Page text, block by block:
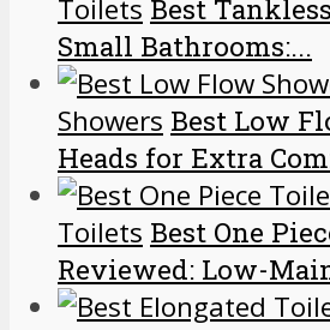
Toilets Best
Small Bathrooms:...
Showers Best Low
Heads for Extra
Toilets Best One
Reviewed: Low-